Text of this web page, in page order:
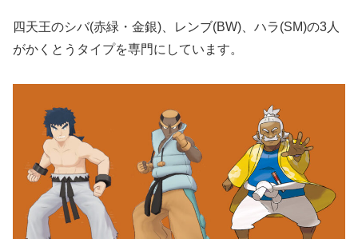
四天王のシバ(赤緑・金銀)、レンブ(BW)、ハラ(SM)の3人
がかくとうタイプを専門にしています。